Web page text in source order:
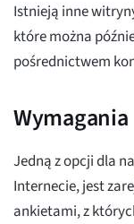
Istnieją inne
które można
pośrednictwem
Wymagania
Jedną z opcji dla
Internecie, jest
ankietami, z